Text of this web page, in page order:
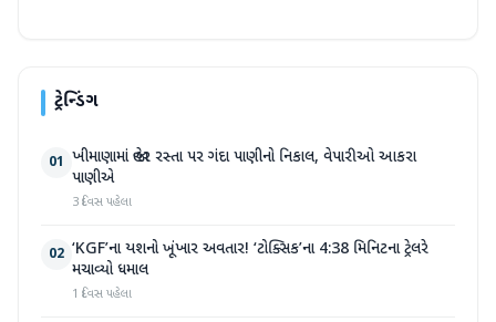
ટ્રેન્ડિંગ
01 ખીમાણામાં જાહેર રસ્તા પર ગંદા પાણીનો નિકાલ, વેપારીઓ આકરા
પાણીએ
3 દિવસ પહેલા
02 ‘KGF’ના યશનો ખૂંખાર અવતાર! ‘ટોક્સિક’ના 4:38 મિનિટના ટ્રેલરે
મચાવ્યો ધમાલ
1 દિવસ પહેલા